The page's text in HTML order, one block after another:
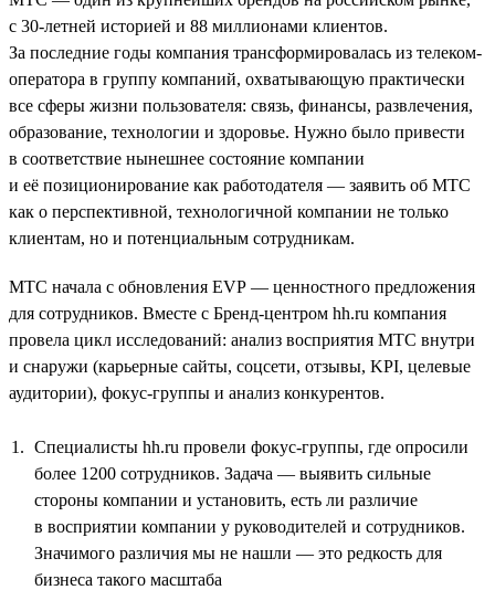
с 30-летней историей и 88 миллионами клиентов.
За последние годы компания трансформировалась из телеком-
оператора в группу компаний, охватывающую практически
все сферы жизни пользователя: связь, финансы, развлечения,
образование, технологии и здоровье. Нужно было привести
в соответствие нынешнее состояние компании
и её позиционирование как работодателя — заявить об МТС
как о перспективной, технологичной компании не только
клиентам, но и потенциальным сотрудникам.
МТС начала с обновления EVP — ценностного предложения
для сотрудников. Вместе с Бренд-центром hh.ru компания
провела цикл исследований: анализ восприятия МТС внутри
и снаружи (карьерные сайты, соцсети, отзывы, KPI, целевые
аудитории), фокус-группы и анализ конкурентов.
Специалисты hh.ru провели фокус-группы, где опросили
более 1200 сотрудников. Задача — выявить сильные
стороны компании и установить, есть ли различие
в восприятии компании у руководителей и сотрудников.
Значимого различия мы не нашли — это редкость для
бизнеса такого масштаба